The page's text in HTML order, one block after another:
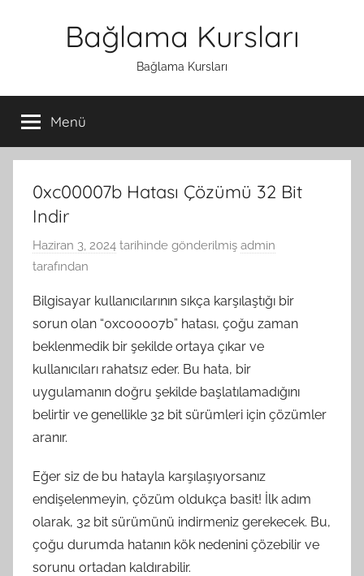
Bağlama Kursları
Bağlama Kursları
Menü
0xc00007b Hatası Çözümü 32 Bit
Indir
Haziran 3, 2024 tarihinde gönderilmiş admin
tarafından
Bilgisayar kullanıcılarının sıkça karşılaştığı bir
sorun olan “0xc00007b” hatası, çoğu zaman
beklenmedik bir şekilde ortaya çıkar ve
kullanıcıları rahatsız eder. Bu hata, bir
uygulamanın doğru şekilde başlatılamadığını
belirtir ve genellikle 32 bit sürümleri için çözümler
aranır.
Eğer siz de bu hatayla karşılaşıyorsanız
endişelenmeyin, çözüm oldukça basit! İlk adım
olarak, 32 bit sürümünü indirmeniz gerekecek. Bu,
çoğu durumda hatanın kök nedenini çözebilir ve
sorunu ortadan kaldırabilir.